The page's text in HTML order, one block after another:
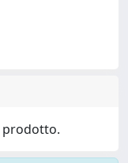
prodotto.